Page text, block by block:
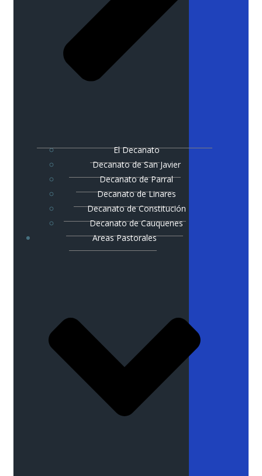
El Decanato
Decanato de San Javier
Decanato de Parral
Decanato de Linares
Decanato de Constitución
Decanato de Cauquenes
Areas Pastorales